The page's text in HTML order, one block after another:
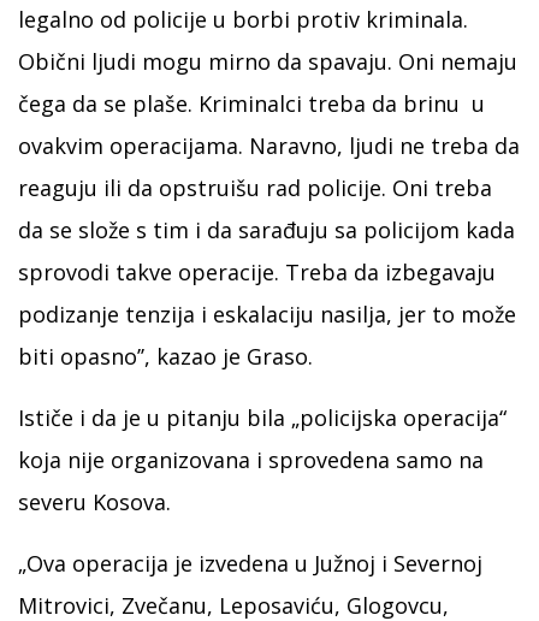
legalno od policije u borbi protiv kriminala.
Obični ljudi mogu mirno da spavaju. Oni nemaju
čega da se plaše. Kriminalci treba da brinu u
ovakvim operacijama. Naravno, ljudi ne treba da
reaguju ili da opstruišu rad policije. Oni treba
da se slože s tim i da sarađuju sa policijom kada
sprovodi takve operacije. Treba da izbegavaju
podizanje tenzija i eskalaciju nasilja, jer to može
biti opasno’’, kazao je Graso.
Ističe i da je u pitanju bila „policijska operacija“
koja nije organizovana i sprovedena samo na
severu Kosova.
„Ova operacija je izvedena u Južnoj i Severnoj
Mitrovici, Zvečanu, Leposaviću, Glogovcu,